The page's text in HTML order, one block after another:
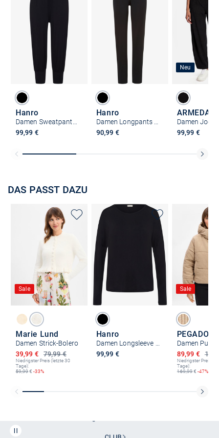
Hanro
99,99 €
Hanro
90,99 €
Neu
Damen
99,99 €
DAS PASST DAZU
Sale
Marie Lund
Damen Strick-Bolero
79,99 €
Ermäßigter Preis
39,99 €
Niedrigster Preis (letzte 30
Tage):
59,99€ -33%
Hanro
Damen Longsleeve - Yoga
99,99 €
Sale
PEGADOR
Ermäßigter
89,99 €
Niedrigster Preis
Tage):
169,99€ -47%